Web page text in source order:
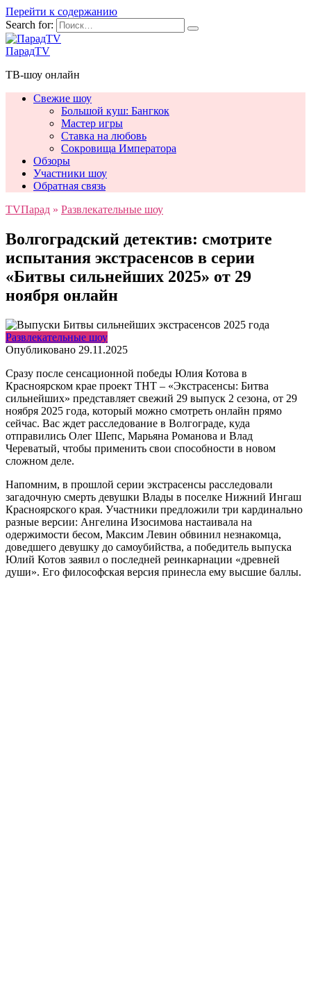
Перейти к содержанию
Search for:
ПарадTV
ТВ-шоу онлайн
Свежие шоу
Большой куш: Бангкок
Мастер игры
Ставка на любовь
Сокровища Императора
Обзоры
Участники шоу
Обратная связь
TVПарад » Развлекательные шоу
Волгоградский детектив: смотрите
испытания экстрасенсов в серии
«Битвы сильнейших 2025» от 29
ноября онлайн
Развлекательные шоу
Опубликовано 29.11.2025
Сразу после сенсационной победы Юлия Котова в
Красноярском крае проект ТНТ – «Экстрасенсы: Битва
сильнейших» представляет свежий 29 выпуск 2 сезона, от 29
ноября 2025 года, который можно смотреть онлайн прямо
сейчас. Вас ждет расследование в Волгограде, куда
отправились Олег Шепс, Марьяна Романова и Влад
Череватый, чтобы применить свои способности в новом
сложном деле.
Напомним, в прошлой серии экстрасенсы расследовали
загадочную смерть девушки Влады в поселке Нижний Ингаш
Красноярского края. Участники предложили три кардинально
разные версии: Ангелина Изосимова настаивала на
одержимости бесом, Максим Левин обвинил незнакомца,
доведшего девушку до самоубийства, а победитель выпуска
Юлий Котов заявил о последней реинкарнации «древней
души». Его философская версия принесла ему высшие баллы.